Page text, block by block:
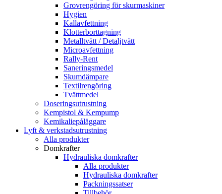
Grovrengöring för skurmaskiner
Hygien
Kallavfettning
Klotterborttagning
Metalltvätt / Detaljtvätt
Microavfettning
Rally-Rent
Saneringsmedel
Skumdämpare
Textilrengöring
Tvättmedel
Doseringsutrustning
Kempistol & Kempump
Kemikaliepåläggare
Lyft & verkstadsutrustning
Alla produkter
Domkrafter
Hydrauliska domkrafter
Alla produkter
Hydrauliska domkrafter
Packningssatser